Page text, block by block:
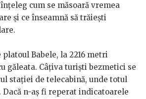
cum se măsoară vremea
și ce înseamnă să trăiești
platoul Babele, la 2216 metri
găleata. Câțiva turiști bezmetici se
stației de telecabină, unde totul
n-aș fi reperat indicatoarele